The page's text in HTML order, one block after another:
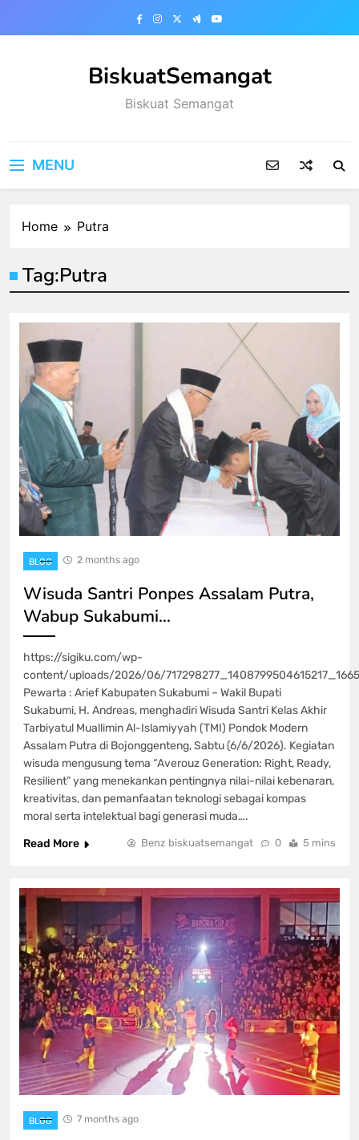
BiskuatSemangat
Biskuat Semangat
MENU
Home Putra
Tag:Putra
BLOG 2 months ago
Wisuda Santri Ponpes Assalam Putra,
Wabup Sukabumi…
https://sigiku.com/wp-
content/uploads/2026/06/
Pewarta : Arief Kabupaten Sukabumi – Wakil Bupati
Sukabumi, H. Andreas, menghadiri Wisuda Santri Kelas Akhir
Tarbiyatul Muallimin Al-Islamiyyah (TMI) Pondok Modern
Assalam Putra di Bojonggenteng, Sabtu (6/6/2026). Kegiatan
wisuda mengusung tema “Averouz Generation: Right, Ready,
Resilient” yang menekankan pentingnya nilai-nilai kebenaran,
kreativitas, dan pemanfaatan teknologi sebagai kompas
moral serta intelektual bagi generasi muda….
Read More
Benz biskuatsemangat 0 5 mins
BLOG 7 months ago